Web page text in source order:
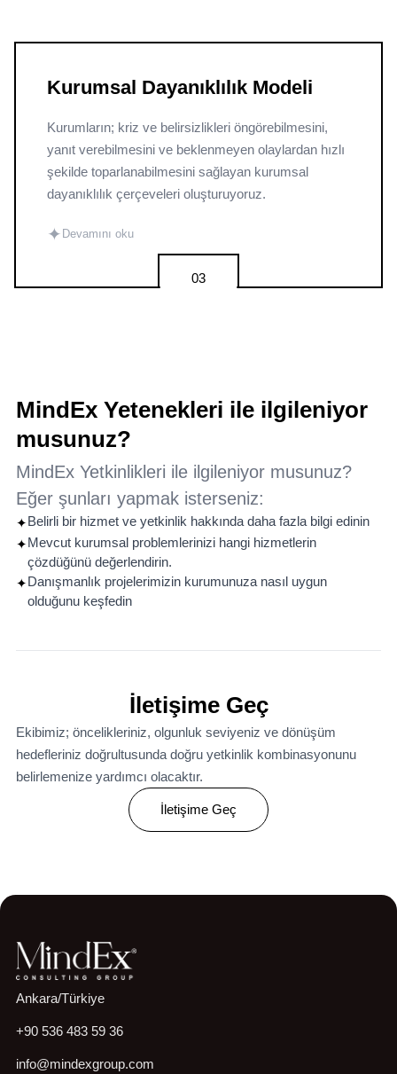
Kurumsal Dayanıklılık Modeli
Kurumların; kriz ve belirsizlikleri öngörebilmesini,
yanıt verebilmesini ve beklenmeyen olaylardan hızlı
şekilde toparlanabilmesini sağlayan kurumsal
dayanıklılık çerçeveleri oluşturuyoruz.
✦ Devamını oku
03
MindEx Yetenekleri ile ilgileniyor
musunuz?
MindEx Yetkinlikleri ile ilgileniyor musunuz?
Eğer şunları yapmak isterseniz:
✦Belirli bir hizmet ve yetkinlik hakkında daha fazla bilgi edinin
✦Mevcut kurumsal problemlerinizi hangi hizmetlerin
çözdüğünü değerlendirin.
✦Danışmanlık projelerimizin kurumunuza nasıl uygun
olduğunu keşfedin
İletişime Geç
Ekibimiz; öncelikleriniz, olgunluk seviyeniz ve dönüşüm
hedefleriniz doğrultusunda doğru yetkinlik kombinasyonunu
belirlemenize yardımcı olacaktır.
İletişime Geç
Ankara/Türkiye
+90 536 483 59 36
info@mindexgroup.com